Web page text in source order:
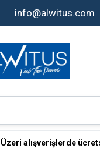
info@alwitus.com
alışverişlerde